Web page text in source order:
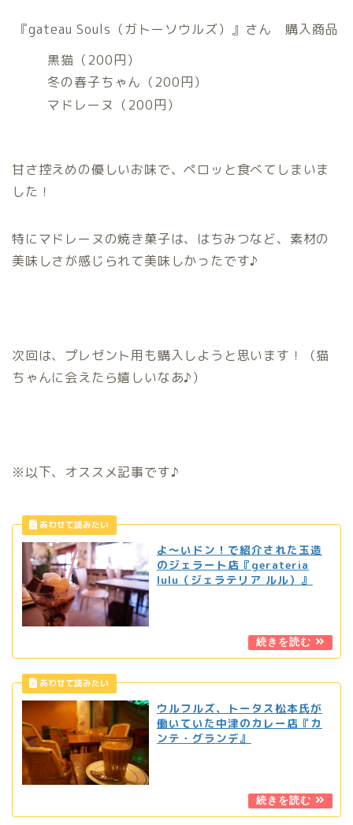
『gateau Souls（ガトーソウルズ）』さん 購入商品
黒猫（200円）
冬の春子ちゃん（200円）
マドレーヌ（200円）
甘さ控えめの優しいお味で、ペロッと食べてしまいま
した！
特にマドレーヌの焼き菓子は、はちみつなど、素材の
美味しさが感じられて美味しかったです♪
次回は、プレゼント用も購入しようと思います！（猫
ちゃんに会えたら嬉しいなあ♪）
※以下、オススメ記事です♪
よ〜いドン！で紹介された玉造
のジェラート店『gerateria
lulu（ジェラテリア ルル）』
ウルフルズ、トータス松本氏が
働いていた中津のカレー店『カ
ンテ・グランデ』